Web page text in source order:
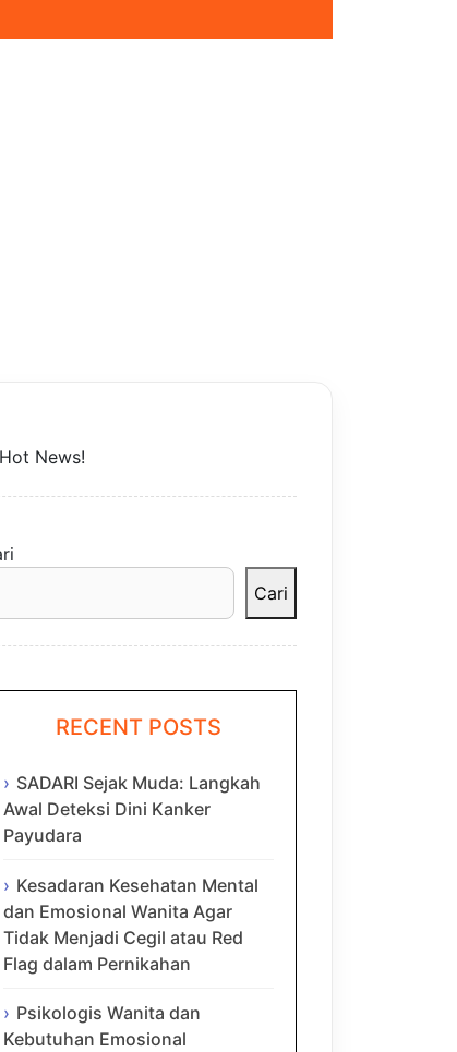
Hot News!
Cari
RECENT POSTS
SADARI Sejak Muda: Langkah
Awal Deteksi Dini Kanker
Payudara
Kesadaran Kesehatan Mental
dan Emosional Wanita Agar
Tidak Menjadi Cegil atau Red
Flag dalam Pernikahan
Psikologis Wanita dan
Kebutuhan Emosional